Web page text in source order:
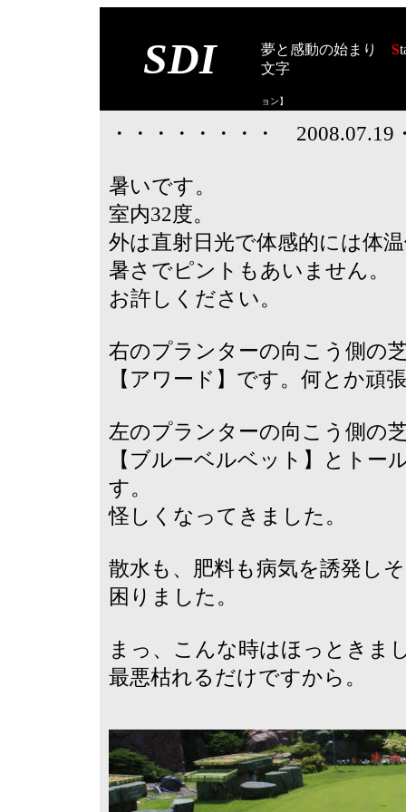
SDI 夢と感動の始まり S
文字
ョン】
・・・・・・・・ 2008.07.19
暑いです。
室内32度。
外は直射日光で体感的には体
暑さでピントもあいません。
お許しください。
右のプランターの向こう側の
【アワード】です。何とか
左のプランターの向こう側の
【ブルーベルベット】とトー
す。
怪しくなってきました。
散水も、肥料も病気を誘発し
困りました。
まっ、こんな時はほっときま
最悪枯れるだけですから。